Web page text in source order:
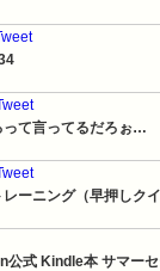
って言ってるだろぉ…
ーニング（早押しクイ
公式 Kindle本 サマー